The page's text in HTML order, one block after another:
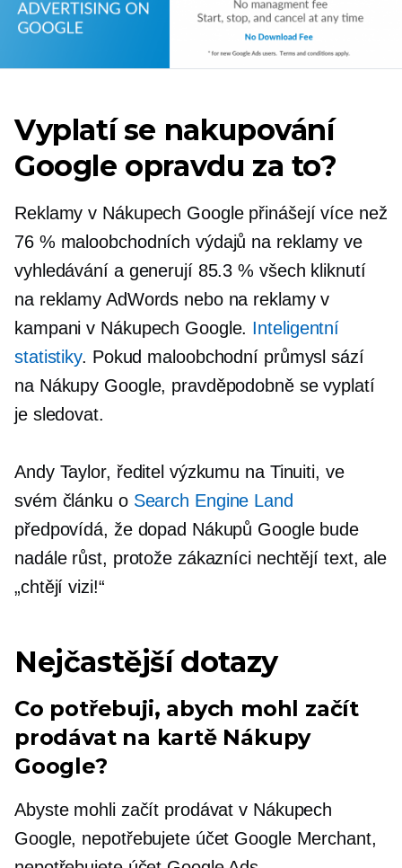
Vyplatí se nakupování
Google opravdu za to?
Reklamy v Nákupech Google přinášejí více než
76 % maloobchodních výdajů na reklamy ve
vyhledávání a generují 85.3 % všech kliknutí
na reklamy AdWords nebo na reklamy v
kampani v Nákupech Google. Inteligentní
statistiky. Pokud maloobchodní průmysl sází
na Nákupy Google, pravděpodobně se vyplatí
je sledovat.
Andy Taylor, ředitel výzkumu na Tinuiti, ve
svém článku o Search Engine Land
předpovídá, že dopad Nákupů Google bude
nadále růst, protože zákazníci nechtějí text, ale
„chtějí vizi!“
Nejčastější dotazy
Co potřebuji, abych mohl začít
prodávat na kartě Nákupy
Google?
Abyste mohli začít prodávat v Nákupech
Google, nepotřebujete účet Google Merchant,